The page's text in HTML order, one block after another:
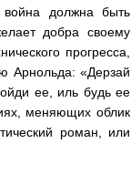
война должна быть
добра своему
прогресса,
Арнольда: «Дерзай
ее, иль будь ее
меняющих облик
роман, или